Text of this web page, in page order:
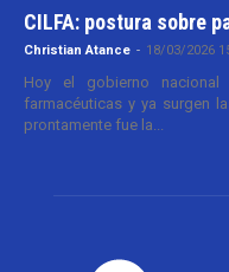
CILFA: postura sobre
Christian Atance - 18/03/2026
Hoy el gobierno
farmacéuticas y ya surgen
prontamente fue la...